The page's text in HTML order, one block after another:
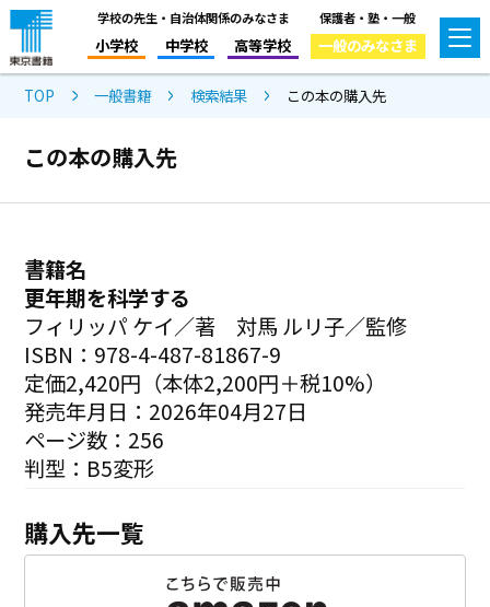
学校の先生・自治体関係のみなさま
小学校 中学校 高等学校
保護者・塾・一般
一般のみなさま
TOP 一般書籍 検索結果 この本の購入先
この本の購入先
書籍名
更年期を科学する
フィリッパ ケイ／著 対馬 ルリ子／監修
ISBN：978-4-487-81867-9
定価2,420円（本体2,200円＋税10%）
発売年月日：2026年04月27日
ページ数：256
判型：B5変形
購入先一覧